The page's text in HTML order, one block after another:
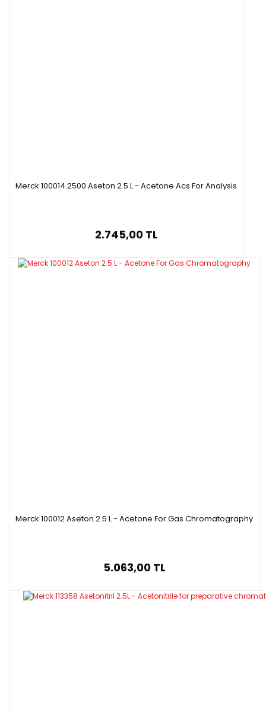
Merck 100014.2500 Aseton 2.5 L - Acetone Acs For Analysis
2.745,00 TL
Merck 100012 Aseton 2.5 L - Acetone For Gas Chromatography
5.063,00 TL